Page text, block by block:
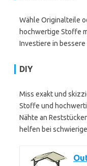
Wähle Originalteile
hochwertige Stoffe
Investiere in
DIY
Miss exakt und
Stoffe und
Nähte an
helfen bei